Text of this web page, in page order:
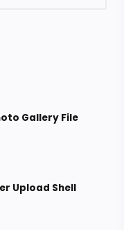
Gallery File
Upload Shell